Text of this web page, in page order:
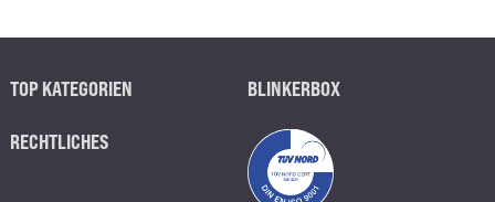
TOP KATEGORIEN BLINKERBOX
RECHTLICHES